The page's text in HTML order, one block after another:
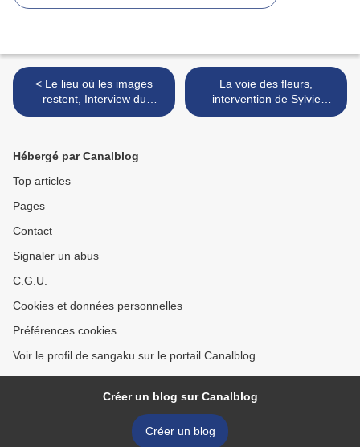
< Le lieu où les images
restent, Interview du
cinéaste Patrice Chagnard
La voie des fleurs,
intervention de Sylvie
Peytel-Révillon en 1990 >
Hébergé par Canalblog
Top articles
Pages
Contact
Signaler un abus
C.G.U.
Cookies et données personnelles
Préférences cookies
Voir le profil de sangaku sur le portail Canalblog
Créer un blog sur Canalblog
Créer un blog